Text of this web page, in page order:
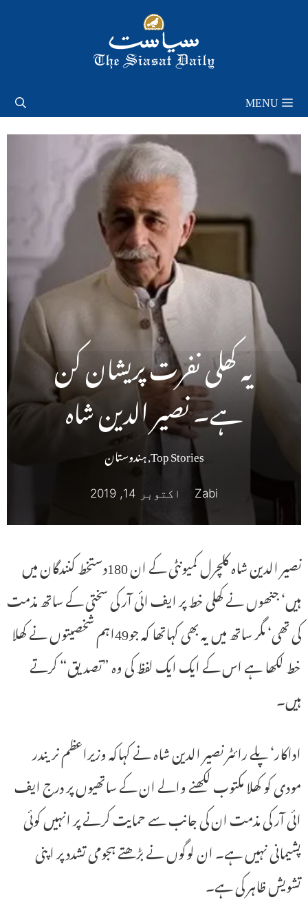
MENU
یہ کھلی نفرت پریشان کن
ہے۔ نصیر الدین شاہ
Top Stories
,ہندوستان
Zabi اکتوبر 14, 2019
نصیر الدین شاہ کلچرل کمیونٹی کے ان 180دستخط کنندگان میں
ہیں‘ جنھوں نے کھلی خط پر ایف ائی آر کی سختی کے ساتھ مذمت
کی تھی‘ مگر ساتھ میں یہ بھی کہاتھا کہ جو49اہم شخصیتوں نے کھلا
خط لکھا ہے اس کے ایک ایک لفظ کی وہ ”تصدیق“ کرتے
ہیں۔
اداکار‘ پلے رائٹر نصیر الدین شاہ نے کہاکہ وزیراعظم نریندر
مودی کو کھلا مکتوب لکھنے والے ان کے ساتھیوں پر درج ایف
ائی آر کی مذمت ان کی جانب سے حمایت کرنے پر انہیں کوئی
پشیمانی نہیں ہے۔ ان لوگوں نے بڑھتے ہجومی تشدد پر اپنی
تشویش ظاہر کی ہے۔